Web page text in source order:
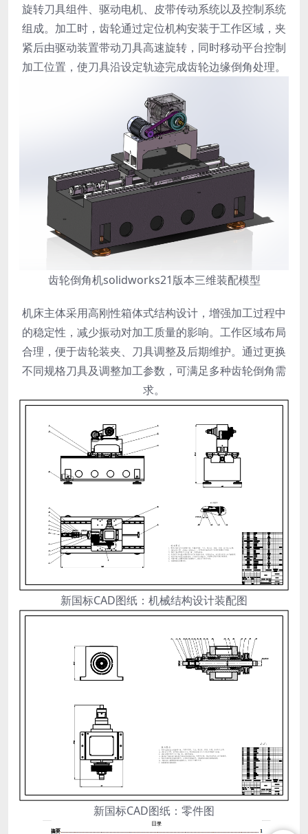
旋转刀具组件、驱动电机、皮带传动系统以及控制系统
组成。加工时，齿轮通过定位机构安装于工作区域，夹
紧后由驱动装置带动刀具高速旋转，同时移动平台控制
加工位置，使刀具沿设定轨迹完成齿轮边缘倒角处理。
齿轮倒角机solidworks21版本三维装配模型
机床主体采用高刚性箱体式结构设计，增强加工过程中
的稳定性，减少振动对加工质量的影响。工作区域布局
合理，便于齿轮装夹、刀具调整及后期维护。通过更换
不同规格刀具及调整加工参数，可满足多种齿轮倒角需
求。
新国标CAD图纸：机械结构设计装配图
新国标CAD图纸：零件图